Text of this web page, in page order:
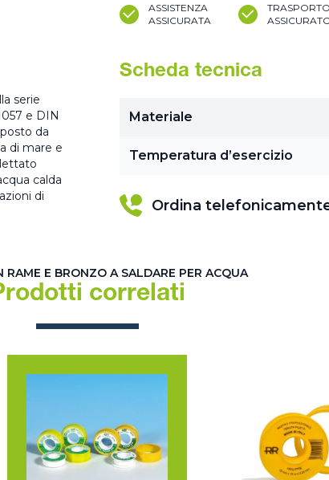
ASSISTENZA
ASSICURATA
TRASPORTO
serie
e DIN
da
di mare e
calda
di
Scheda tecnica
Materiale
Temperatura d’esercizio
Ordina
RAME E BRONZO A SALDARE PER ACQUA
correlati